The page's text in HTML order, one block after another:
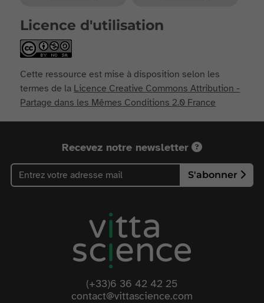
Licence d'utilisation
Cette ressource est mise à disposition selon les
termes de la Licence Creative Commons Attribution -
Partage dans les Mêmes Conditions 2.0 France
Recevez notre newsletter
S'abonner
(+33)6 36 42 42 25
contact@vittascience.com